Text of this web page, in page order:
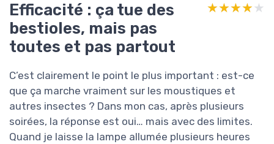
Efficacité : ça tue des
bestioles, mais pas
toutes et pas partout
★★★★★
★★★★★
C’est clairement le point le plus important : est-ce
que ça marche vraiment sur les moustiques et
autres insectes ? Dans mon cas, après plusieurs
soirées, la réponse est oui… mais avec des limites.
Quand je laisse la lampe allumée plusieurs heures